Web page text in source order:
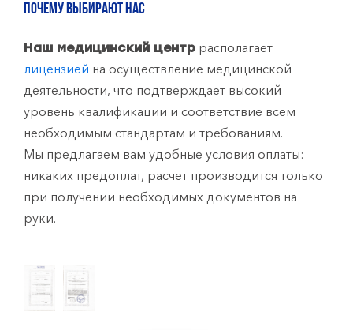
ПОЧЕМУ ВЫБИРАЮТ НАС
Наш медицинский центр располагает
лицензией на осуществление медицинской
деятельности, что подтверждает высокий
уровень квалификации и соответствие всем
необходимым стандартам и требованиям.
Мы предлагаем вам удобные условия оплаты:
никаких предоплат, расчет производится только
при получении необходимых документов на
руки.